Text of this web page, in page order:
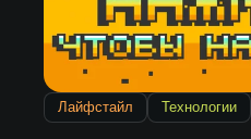
Лайфстайл Технологии